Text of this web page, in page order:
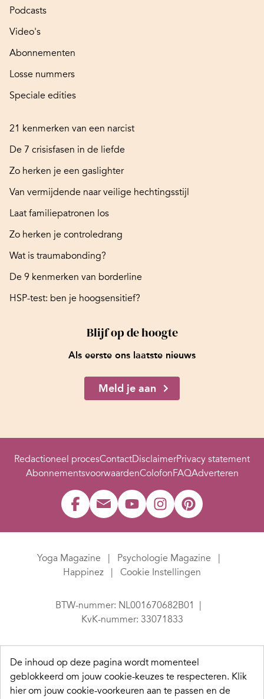
Podcasts
Video's
Abonnementen
Losse nummers
Speciale edities
21 kenmerken van een narcist
De 7 crisisfasen in de liefde
Zo herken je een gaslighter
Van vermijdende naar veilige hechtingsstijl
Laat familiepatronen los
Zo herken je controledrang
Wat is traumabonding?
De 9 kenmerken van borderline
HSP-test: ben je hoogsensitief?
Blijf op de hoogte
Als eerste ons laatste nieuws
Meld je aan
Redactioneel procesContactDisclaimerPrivacy statement
AbonnementsvoorwaardenColofonFAQAdverteren
Yoga Magazine
Psychologie Magazine
Happinez
Cookie Instellingen
BTW-nummer: NL001670682B01
KvK-nummer: 33071833
De inhoud op deze pagina wordt momenteel
geblokkeerd om jouw cookie-keuzes te respecteren. Klik
hier om jouw cookie-voorkeuren aan te passen en de